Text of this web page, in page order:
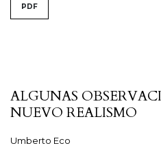
PDF
ALGUNAS
NUEVO REALISMO
Umberto Eco